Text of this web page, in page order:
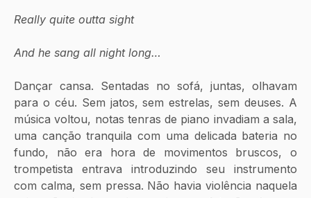
Really quite outta sight
And he sang all night long…
Dançar cansa. Sentadas no sofá, juntas, olhavam
para o céu. Sem jatos, sem estrelas, sem deuses. A
música voltou, notas tenras de piano invadiam a sala,
uma canção tranquila com uma delicada bateria no
fundo, não era hora de movimentos bruscos, o
trompetista entrava introduzindo seu instrumento
com calma, sem pressa. Não havia violência naquela